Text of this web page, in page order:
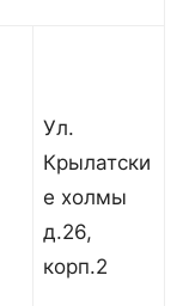
Ул.
Крылатски
е холмы
д.26,
корп.2